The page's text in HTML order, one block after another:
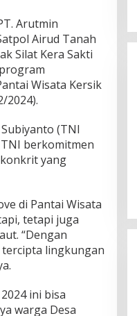
Arutmin
Airud Tanah
Silat Kera Sakti
Wisata Kersik
2024).
(TNI
berkomitmen
yang
di Pantai Wisata
tetapi juga
“Dengan
lingkungan
ini bisa
warga Desa
TNI dan Sejumlah
Terima Warga
dan Brevet Korps